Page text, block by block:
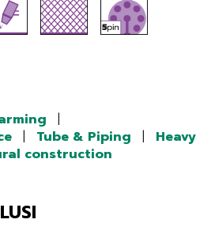
|
| Tube & Piping |
Heavy
construction